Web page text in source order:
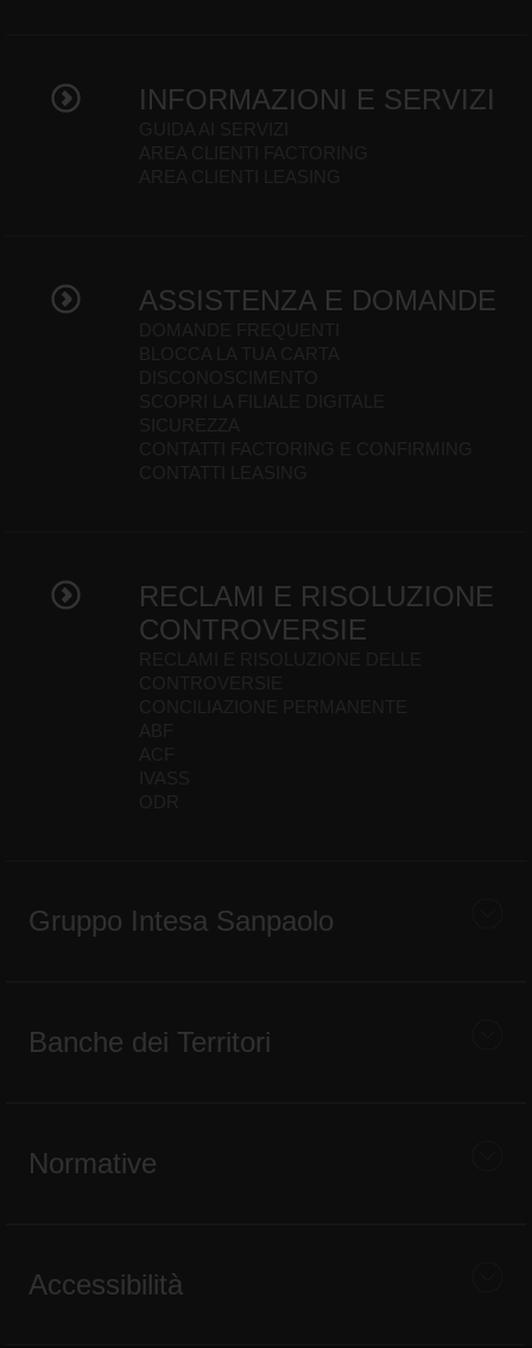
INFORMAZIONI E SERVIZI
ASSISTENZA E DOMANDE
RECLAMI E RISOLUZIONE
CONTROVERSIE
Gruppo Intesa Sanpaolo
Banche dei Territori
Normative
Accessibilità